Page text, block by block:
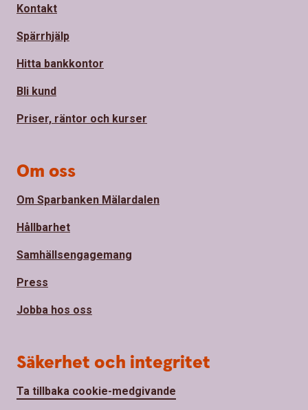
Kontakt
Spärrhjälp
Hitta bankkontor
Bli kund
Priser, räntor och kurser
Om oss
Om Sparbanken Mälardalen
Hållbarhet
Samhällsengagemang
Press
Jobba hos oss
Säkerhet och integritet
Ta tillbaka cookie-medgivande